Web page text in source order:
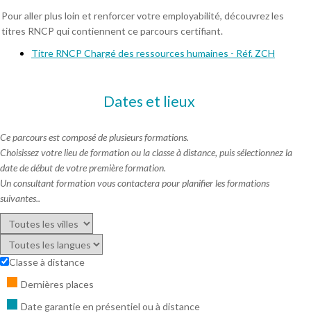
Pour aller plus loin et renforcer votre employabilité, découvrez les
titres RNCP qui contiennent ce parcours certifiant.
Titre RNCP Chargé des ressources humaines - Réf. ZCH
Dates et lieux
Ce parcours est composé de plusieurs formations.
Choisissez votre lieu de formation ou la classe à distance, puis sélectionnez la
date de début de votre première formation.
Un consultant formation vous contactera pour planifier les formations
suivantes..
Classe à distance
Dernières places
Date garantie en présentiel ou à distance